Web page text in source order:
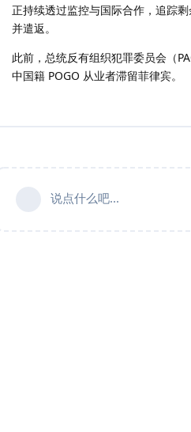
正持续透过监控与国际合作，追踪
并遣返。
此前，总统反有组织犯罪委员会（
中国籍 POGO 从业者滞留菲律宾。
说点什么吧...